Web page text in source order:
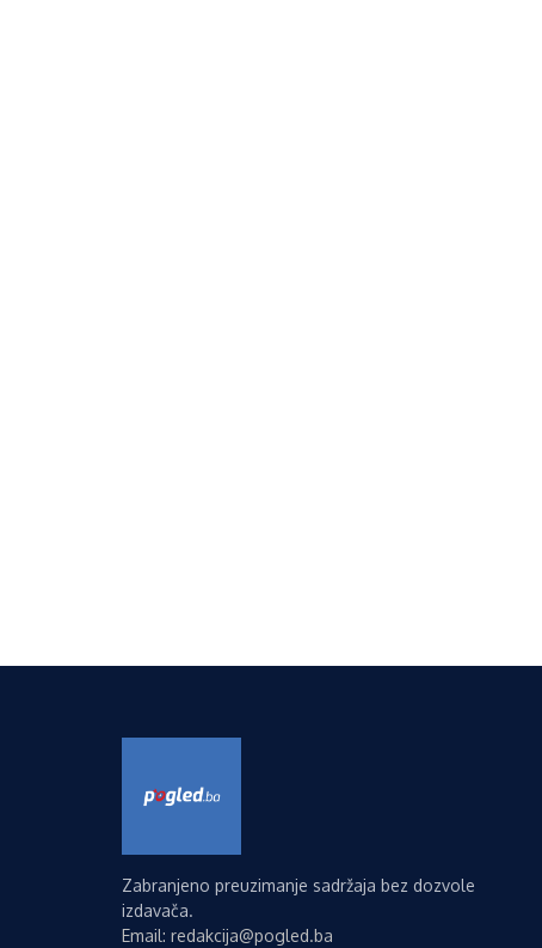
Zabranjeno preuzimanje sadržaja bez dozvole
izdavača.
Email: redakcija@pogled.ba